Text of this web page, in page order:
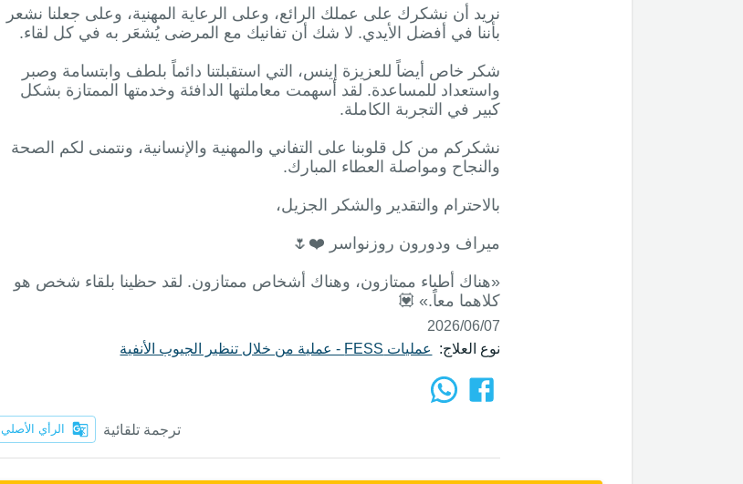
نريد أن نشكرك على عملك الرائع، وعلى الرعاية المهنية، وعلى جعلنا نشعر
شكر خاص أيضاً للعزيزة إينس، التي استقبلتنا دائماً بلطف وابتسامة وصبر
واستعداد للمساعدة. لقد أسهمت معاملتها الدافئة وخدمتها الممتازة بشكل
نشكركم من كل قلوبنا على التفاني والمهنية والإنسانية، ونتمنى لكم الصحة
«هناك أطباء ممتازون، وهناك أشخاص ممتازون. لقد حظينا بلقاء شخص هو
كلاهما معاً.» 💟
07‏/06‏/2026
نوع العلاج:
عمليات FESS - عملية من خلال تنظير الجيوب الأنفية
الرأي الأصلي ترجمة تلقائية